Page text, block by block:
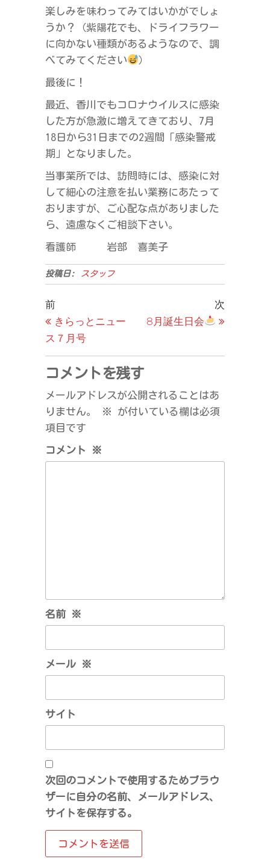
楽しみを味わってみてはいかがでしょ
うか？（紫陽花でも、ドライフラワー
に向かない種類があるようなので、調
べてみてください
）
最後に！
最近、香川でもコロナウイルスに感染
した方が急激に増えてきており、7月
18日から31日までの2週間「感染警戒
期」となりました。
当事業所では、訪問時には、感染に対
して細心の注意を払い業務にあたって
おりますが、ご心配な点がありました
ら、遠慮なくご相談下さい。
看護師 岩部 喜美子
投稿日: スタッフ
投
稿
ナ
ビ
ゲ
ー
シ
ョ
ン
過
去
の
稿
前
きらっとニュー
ス７月号
の
次
8月誕生日会
コメントを残す
メールアドレスが公開されることはあ
りません。
※
が付いている欄は必須
項目です
コメント ※
名前 ※
メール ※
サイト
次回のコメントで使用するためブラウ
ザーに自分の名前、メールアドレス、
サイトを保存する。